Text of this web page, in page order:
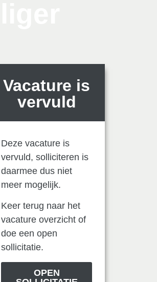
Vacature is
vervuld
Deze vacature is
vervuld, solliciteren is
daarmee dus niet
meer mogelijk.
Keer terug naar het
vacature overzicht of
doe een open
sollicitatie.
OPEN